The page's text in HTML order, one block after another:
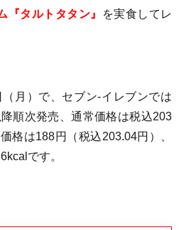
『タルトタタン』
を実食してレ
月） で、セブン-イレブンでは
順次発売、通常価格は税込203
格は188円（税込203.04円）、
です。